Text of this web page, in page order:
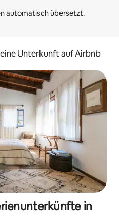
Unterkunft auf Airbnb
in